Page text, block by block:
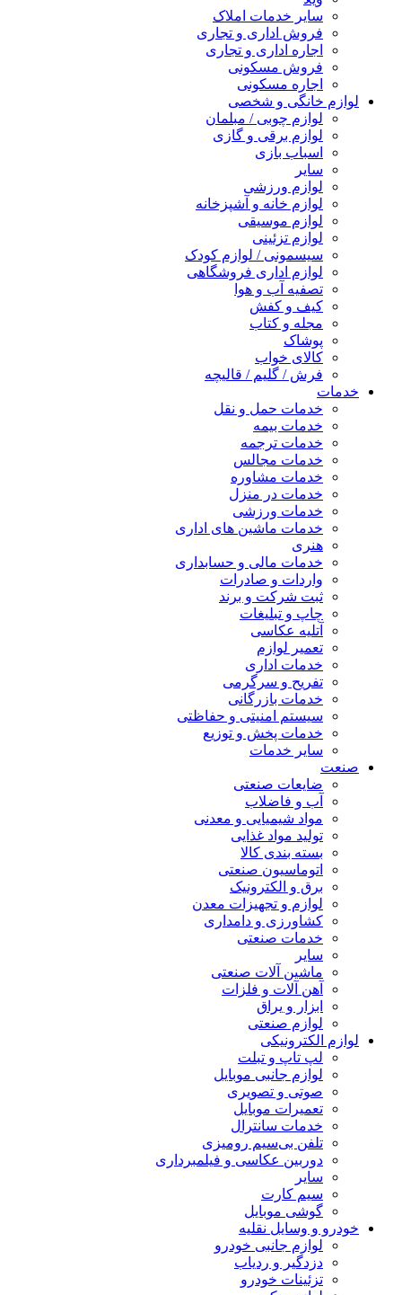
سایر خدمات املاک
فروش اداری و تجاری
اجاره اداری و تجاری
فروش مسکونی
اجاره مسکونی
لوازم خانگی و شخصی
لوازم چوبی / مبلمان
لوازم برقی و گازی
اسباب بازی
سایر
لوازم ورزشی
لوازم خانه و آشپزخانه
لوازم موسیقی
لوازم تزئینی
سیسمونی / لوازم کودک
لوازم اداری فروشگاهی
تصفیه آب و هوا
کیف و کفش
مجله و کتاب
پوشاک
کالای خواب
فرش / گلیم / قالیچه
خدمات
خدمات حمل و نقل
خدمات بیمه
خدمات ترجمه
خدمات مجالس
خدمات مشاوره
خدمات در منزل
خدمات ورزشی
خدمات ماشین های اداری
هنری
خدمات مالی و حسابداری
واردات و صادرات
ثبت شرکت و برند
چاپ و تبلیغات
آتلیه عکاسی
تعمیر لوازم
خدمات اداری
تفریح و سرگرمی
خدمات بازرگانی
سیستم امنیتی و حفاظتی
خدمات پخش و توزیع
سایر خدمات
صنعت
ضایعات صنعتی
آب و فاضلاب
مواد شیمیایی و معدنی
تولید مواد غذایی
بسته بندی کالا
اتوماسیون صنعتی
برق و الکترونیک
لوازم و تجهیزات معدن
کشاورزی و دامداری
خدمات صنعتی
سایر
ماشین آلات صنعتی
آهن آلات و فلزات
ابزار و یراق
لوازم صنعتی
لوازم الکترونیکی
لپ تاپ و تبلت
لوازم جانبی موبایل
صوتی و تصویری
تعمیرات موبایل
خدمات سانترال
تلفن بی‌سیم رومیزی
دوربین عکاسی و فیلمبرداری
سایر
سیم کارت
گوشی موبایل
خودرو و وسایل نقلیه
لوازم جانبی خودرو
دزدگیر و ردیاب
تزئینات خودرو